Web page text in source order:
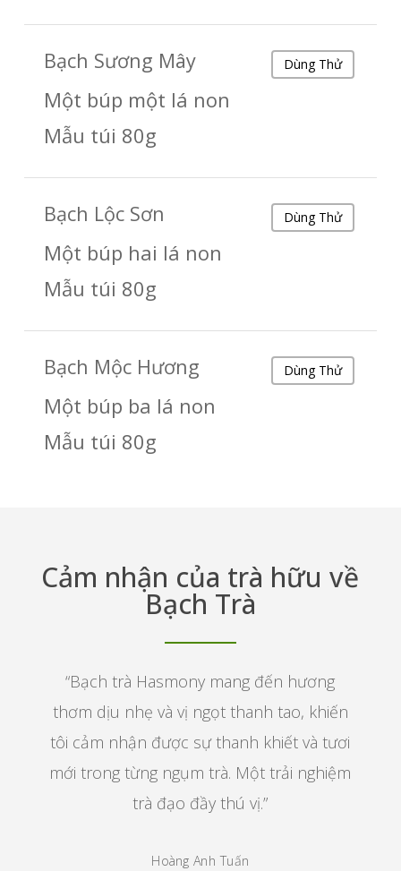
Bạch Sương Mây
Một búp một lá non
Mẫu túi 80g
Dùng Thử
Bạch Lộc Sơn
Một búp hai lá non
Mẫu túi 80g
Dùng Thử
Bạch Mộc Hương
Một búp ba lá non
Mẫu túi 80g
Dùng Thử
Cảm nhận của trà hữu về
Bạch Trà
“Bạch trà Hasmony mang đến hương
thơm dịu nhẹ và vị ngọt thanh tao, khiến
tôi cảm nhận được sự thanh khiết và tươi
mới trong từng ngụm trà. Một trải nghiệm
trà đạo đầy thú vị.”
Hoàng Anh Tuấn